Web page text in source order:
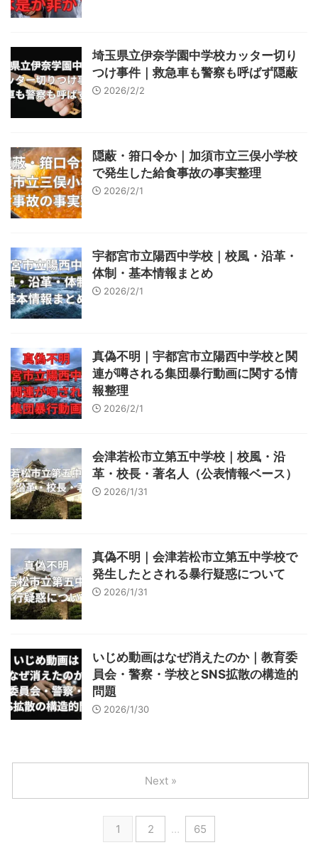
埼玉県立伊奈学園中学校カッター切り
つけ事件｜救急車も警察も呼ばず隠蔽
2026/2/2
隠蔽・箝口令か｜加須市立三俣小学校
で発生した給食事故の事実整理
2026/2/1
宇都宮市立陽西中学校｜校風・沿革・
体制・基本情報まとめ
2026/2/1
真偽不明｜宇都宮市立陽西中学校と関
連が噂される集団暴行動画に関する情
報整理
2026/2/1
会津若松市立第五中学校｜校風・沿
革・校長・著名人（公表情報ベース）
2026/1/31
真偽不明｜会津若松市立第五中学校で
発生したとされる暴行疑惑について
2026/1/31
いじめ動画はなぜ消えたのか｜教育委
員会・警察・学校とSNS拡散の構造的
問題
2026/1/30
1 2 … 65
Next »